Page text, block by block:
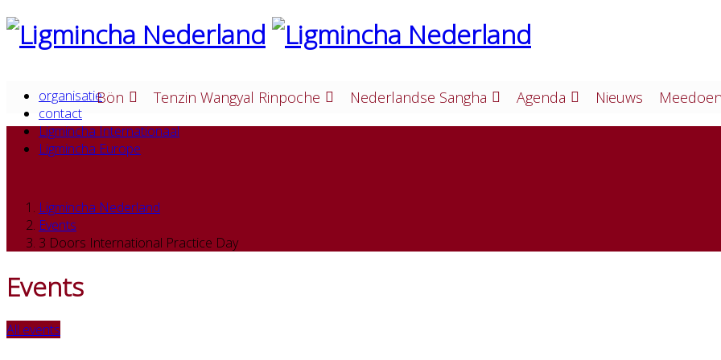
organisatie
contact
Ligmincha Internationaal
Ligmincha Europe
Bön Tenzin Wangyal Rinpoche Nederlandse Sangha Agenda Nieuws
Ligmincha Nederland
Events
3 Doors International Practice Day
Events
All events